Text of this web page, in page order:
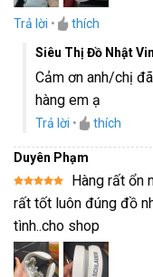
Trả lời •
thích
Siêu Thị Đồ Nhật
Cảm ơn anh/chị
hàng em ạ
Trả lời • thích
Duyên Phạm
Được xếp
hạng55
Hàng rất ổn
rất tốt luôn đúng đồ
tình..cho shop